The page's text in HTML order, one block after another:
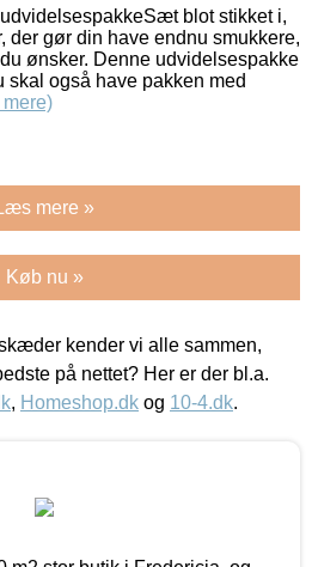
blot stikket i,
der gør din have endnu smukkere,
ønsker. Denne udvidelsespakke
skal også have pakken med
mere »
Køb nu »
kender vi alle sammen,
på nettet? Her er der bl.a.
, Homeshop.dk og 10-4.dk.